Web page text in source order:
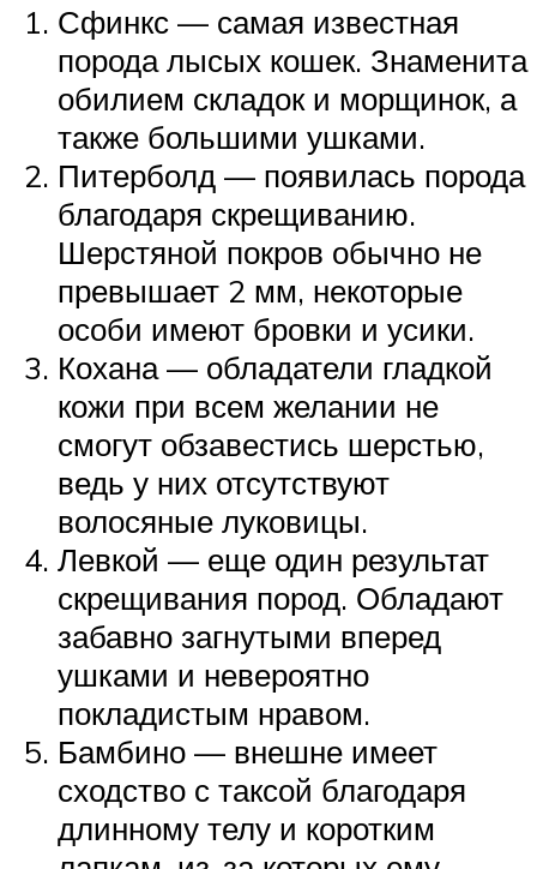
Сфинкс — самая известная
порода лысых кошек. Знаменита
обилием складок и морщинок, а
также большими ушками.
Питерболд — появилась порода
благодаря скрещиванию.
Шерстяной покров обычно не
превышает 2 мм, некоторые
особи имеют бровки и усики.
Кохана — обладатели гладкой
кожи при всем желании не
смогут обзавестись шерстью,
ведь у них отсутствуют
волосяные луковицы.
Левкой — еще один результат
скрещивания пород. Обладают
забавно загнутыми вперед
ушками и невероятно
покладистым нравом.
Бамбино — внешне имеет
сходство с таксой благодаря
длинному телу и коротким